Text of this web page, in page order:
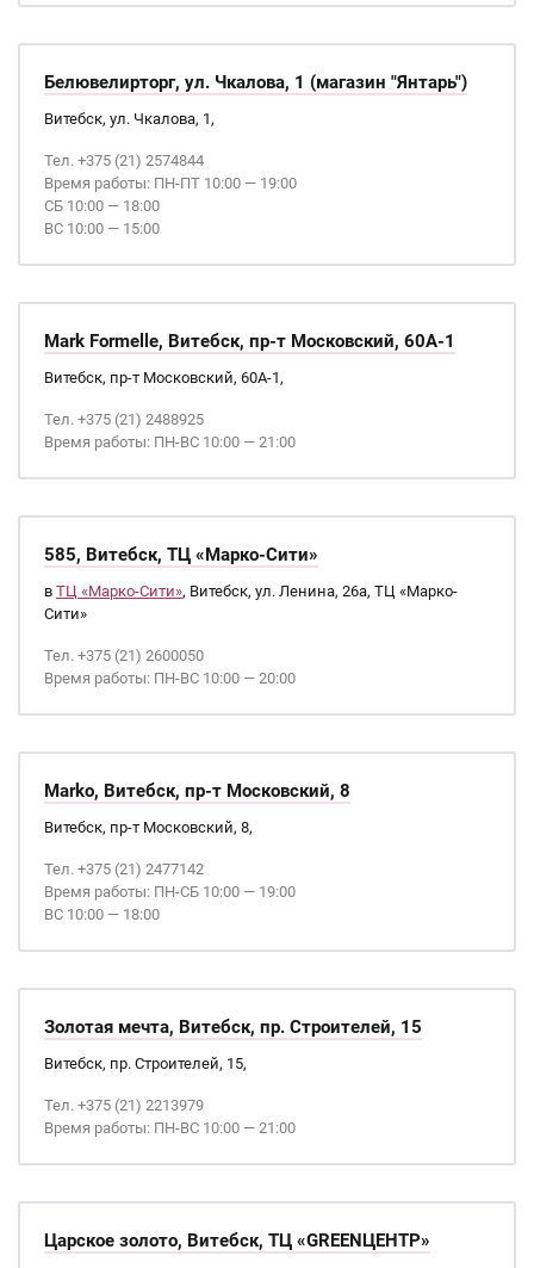
Белювелирторг, ул. Чкалова, 1 (магазин "Янтарь")
Витебск, ул. Чкалова, 1,
Тел. +375 (21) 2574844
Время работы: ПН-ПТ 10:00 — 19:00
СБ 10:00 — 18:00
ВС 10:00 — 15:00
Mark Formelle, Витебск, пр-т Московский, 60А-1
Витебск, пр-т Московский, 60А-1,
Тел. +375 (21) 2488925
Время работы: ПН-ВС 10:00 — 21:00
585, Витебск, ТЦ «Марко-Сити»
в ТЦ «Марко-Сити», Витебск, ул. Ленина, 26а, ТЦ «Марко-
Сити»
Тел. +375 (21) 2600050
Время работы: ПН-ВС 10:00 — 20:00
Marko, Витебск, пр-т Московский, 8
Витебск, пр-т Московский, 8,
Тел. +375 (21) 2477142
Время работы: ПН-СБ 10:00 — 19:00
ВС 10:00 — 18:00
Золотая мечта, Витебск, пр. Строителей, 15
Витебск, пр. Строителей, 15,
Тел. +375 (21) 2213979
Время работы: ПН-ВС 10:00 — 21:00
Царское золото, Витебск, ТЦ «GREENЦЕНТР»